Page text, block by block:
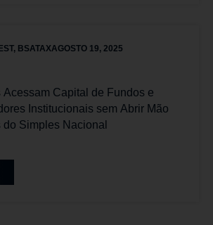
, BSATAXAGOSTO 19, 2025
Acessam Capital de Fundos e
Institucionais sem Abrir Mão
Simples Nacional